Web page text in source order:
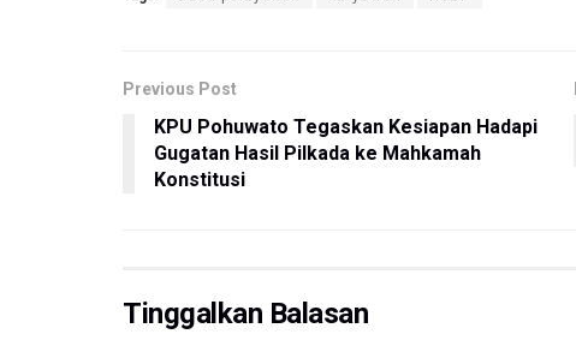
Previous Post
KPU Pohuwato Tegaskan Kesiapan Hadapi
Gugatan Hasil Pilkada ke Mahkamah
Konstitusi
Tinggalkan Balasan